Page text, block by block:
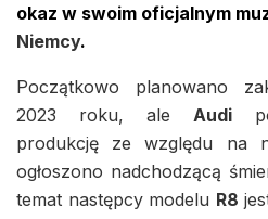
okaz w swoim oficjalnym
Niemcy.
Początkowo planowano
2023 roku, ale Audi
produkcję ze względu na
ogłoszono nadchodzącą
temat następcy modelu R8